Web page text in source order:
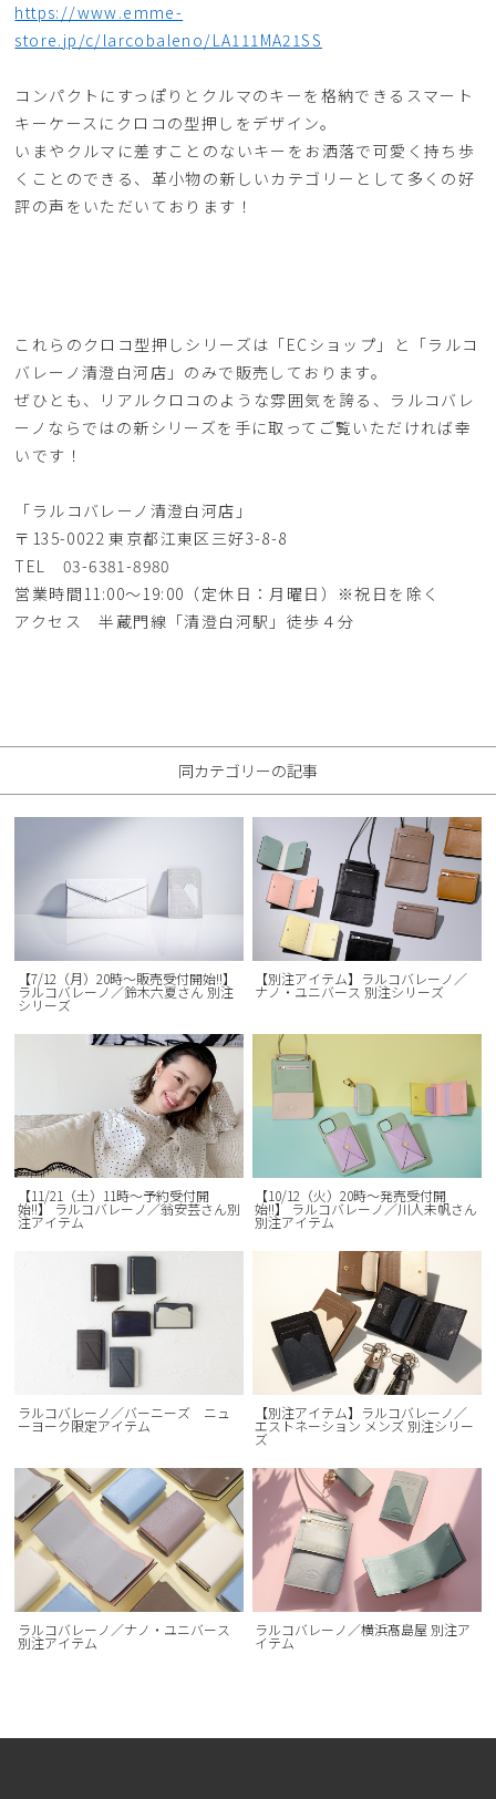
https://www.emme-
store.jp/c/larcobaleno/LA111MA21SS
コンパクトにすっぽりとクルマのキーを格納できるスマート
キーケースにクロコの型押しをデザイン。
いまやクルマに差すことのないキーをお洒落で可愛く持ち歩
くことのできる、革小物の新しいカテゴリーとして多くの好
評の声をいただいております！
これらのクロコ型押しシリーズは「ECショップ」と「ラルコ
バレーノ清澄白河店」のみで販売しております。
ぜひとも、リアルクロコのような雰囲気を誇る、ラルコバレ
ーノならではの新シリーズを手に取ってご覧いただければ幸
いです！
「ラルコバレーノ清澄白河店」
〒135-0022 東京都江東区三好3-8-8
TEL 03-6381-8980
営業時間11:00〜19:00（定休日：月曜日）※祝日を除く
アクセス 半蔵門線「清澄白河駅」徒歩４分
同カテゴリーの記事
【7/12（月）20時～販売受付開始!!】
ラルコバレーノ／鈴木六夏さん 別注
シリーズ
【別注アイテム】ラルコバレーノ／
ナノ・ユニバース 別注シリーズ
【11/21（土）11時～予約受付開
始!!】 ラルコバレーノ／翁安芸さん別
注アイテム
【10/12（火）20時〜発売受付開
始!!】 ラルコバレーノ／川人未帆さん
別注アイテム
ラルコバレーノ／バーニーズ ニュ
ーヨーク限定アイテム
【別注アイテム】ラルコバレーノ／
エストネーション メンズ 別注シリー
ズ
ラルコバレーノ／ナノ・ユニバース
別注アイテム
ラルコバレーノ／横浜髙島屋 別注ア
イテム